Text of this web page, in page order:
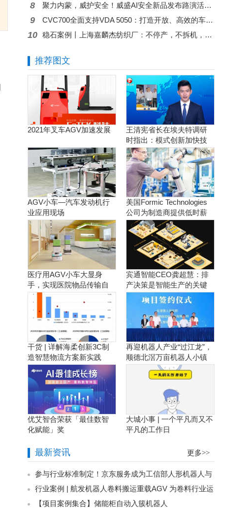
8 聚力内蒙，威护安全！威盛AI安全新品发布路演活动圆满举行！
9 CVC700全面支持VDA 5050：打造开放、高效的车辆控制器通信架构
10 稳石案例丨上海嘉麟杰纺织厂：不停产，不拆机，旧立库完成智造再升级
推荐图文
2021年叉车AGV加速发展
王清宪省长在埃夫特调研
时指出：模式创新加快技
术创新和产品创新的落地
AGV小车—汽车发动机行
业应用现场
美国Formic Technologies
公司为制造商提供低时薪
的租赁工业机器人服务
医疗用AGV小车大显身
手，实现医院物品传输自
动化！
宾通智能CEO龚超慧：排
产决策是智能生产的关键
干货 | 详解海柔创新3C制
造智慧物流方案新实践
再迎机器人产业“过江龙”，
顺德北滘万亩机器人小镇
正逐步成型！
优艾智合荣获「最佳数智
化赋能」奖
大城小事 | 一个平凡而又不
平凡的工作日
最新资讯 更多>>
参与行业标准制定！京东服务成为工信部人形机器人与
具身智能标委会应用工作组（WG5）成员
行业案例 | 航发机器人卷料搬运重载AGV 为卷料行业运
输难题“卷”出高效解决方案
【项目案例集合】储能柜自动入簇机器人